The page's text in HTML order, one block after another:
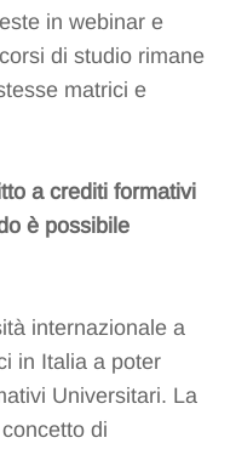
in webinar e
di studio rimane
matrici e
a crediti formativi
è possibile
internazionale a
in Italia a poter
Universitari. La
di